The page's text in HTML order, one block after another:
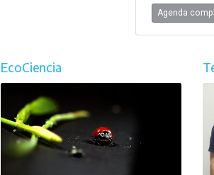
Agenda
EcoCiencia